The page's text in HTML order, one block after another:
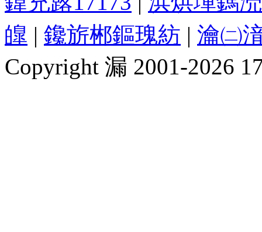
皥 | 鑱旂郴鏂瑰紡 | 瀹㈡
Copyright 漏 2001-2026